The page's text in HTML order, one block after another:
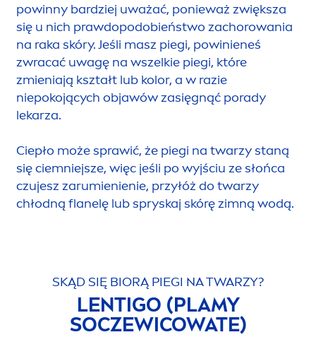
powinny bardziej uważać, ponieważ zwiększa
się u nich prawdopodobieństwo zachorowania
na raka skóry. Jeśli masz piegi, powinieneś
zwracać uwagę na wszelkie piegi, które
zmieniają kształt lub kolor, a w razie
niepokojących objawów zasięgnąć porady
lekarza.
Ciepło może sprawić, że piegi na twarzy staną
się ciemniejsze, więc jeśli po wyjściu ze słońca
czujesz zarumienienie, przyłóż do twarzy
chłodną flanelę lub spryskaj skórę zimną wodą.
SKĄD SIĘ BIORĄ PIEGI NA TWARZY?
LENTIGO (PLAMY
SOCZEWICOWATE)